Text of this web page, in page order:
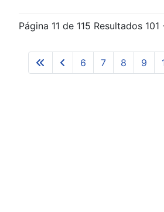
Página 11 de 115 Resultados 101
6 7 8 9